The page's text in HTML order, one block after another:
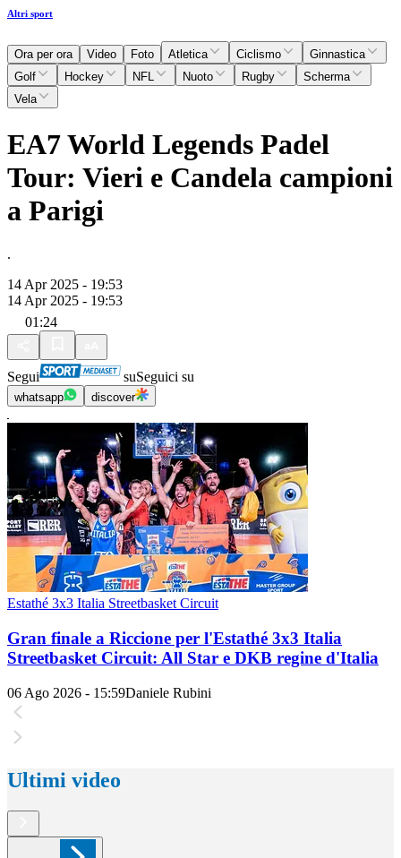
Altri sport
Ora per ora Video Foto Atletica Ciclismo
Ginnastica
Golf
Hockey NFL Nuoto Rugby
Scherma
Vela
EA7 World Legends Padel
Tour: Vieri e Candela campioni
a Parigi
.
14 Apr 2025 - 19:53
14 Apr 2025 - 19:53
01:24
Segui suSeguici su
whatsapp discover
Estathé 3x3 Italia Streetbasket Circuit
Gran finale a Riccione per l'Estathé 3x3 Italia
Streetbasket Circuit: All Star e DKB regine d'Italia
06 Ago 2026 - 15:59Daniele Rubini
Ultimi video